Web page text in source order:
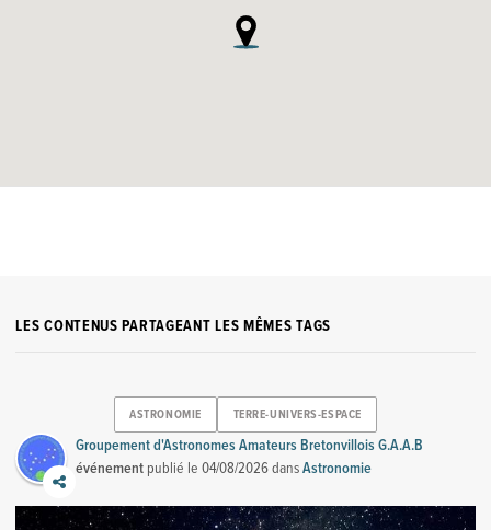
LES CONTENUS PARTAGEANT LES MÊMES TAGS
ASTRONOMIE TERRE-UNIVERS-ESPACE
Groupement d'Astronomes Amateurs Bretonvillois G.A.A.B
événement publié le04/08/2026dansAstronomie